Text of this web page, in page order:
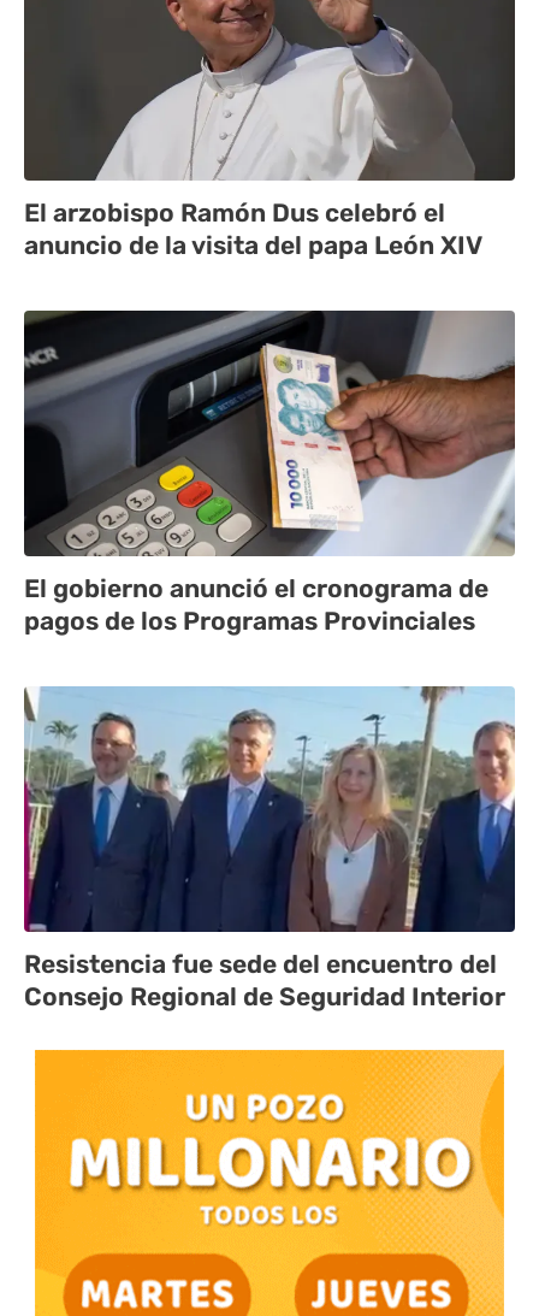
El arzobispo Ramón Dus celebró el
anuncio de la visita del papa León XIV
El gobierno anunció el cronograma de
pagos de los Programas Provinciales
Resistencia fue sede del encuentro del
Consejo Regional de Seguridad Interior